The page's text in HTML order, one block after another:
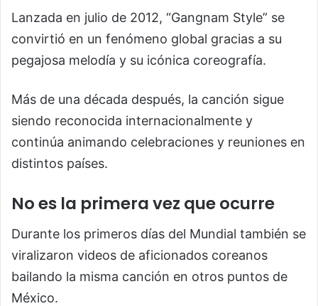
Lanzada en julio de 2012, “Gangnam Style” se
convirtió en un fenómeno global gracias a su
pegajosa melodía y su icónica coreografía.
Más de una década después, la canción sigue
siendo reconocida internacionalmente y
continúa animando celebraciones y reuniones en
distintos países.
No es la primera vez que ocurre
Durante los primeros días del Mundial también se
viralizaron videos de aficionados coreanos
bailando la misma canción en otros puntos de
México.